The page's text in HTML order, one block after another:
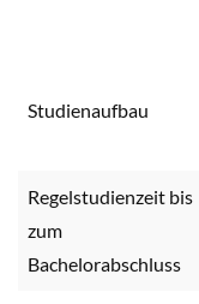
Studienaufbau
Regelstudienzeit bis
zum
Bachelorabschluss